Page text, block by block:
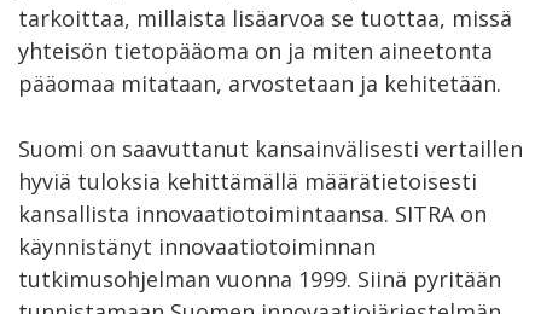
tarkoittaa, millaista lisäarvoa se tuottaa, missä
yhteisön tietopääoma on ja miten aineetonta
pääomaa mitataan, arvostetaan ja kehitetään.
Suomi on saavuttanut kansainvälisesti vertaillen
hyviä tuloksia kehittämällä määrätietoisesti
kansallista innovaatiotoimintaansa. SITRA on
käynnistänyt innovaatiotoiminnan
tutkimusohjelman vuonna 1999. Siinä pyritään